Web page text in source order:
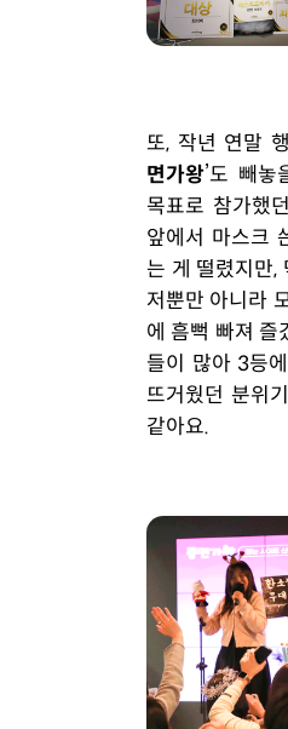
또, 작년 연말
면가왕’도 빼
목표로 참가했
앞에서 마스크
는 게 떨렸지만,
저뿐만 아니라
에 흠뻑 빠져 즐
들이 많아 3등
뜨거웠던 분위
같아요.